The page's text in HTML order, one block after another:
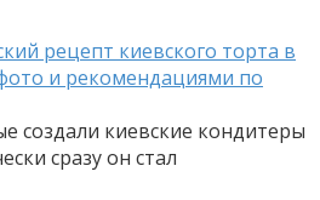
рецепт киевского торта в
и рекомендациями по
создали киевские кондитеры
сразу он стал